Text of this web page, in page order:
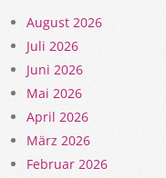
August 2026
Juli 2026
Juni 2026
Mai 2026
April 2026
März 2026
Februar 2026